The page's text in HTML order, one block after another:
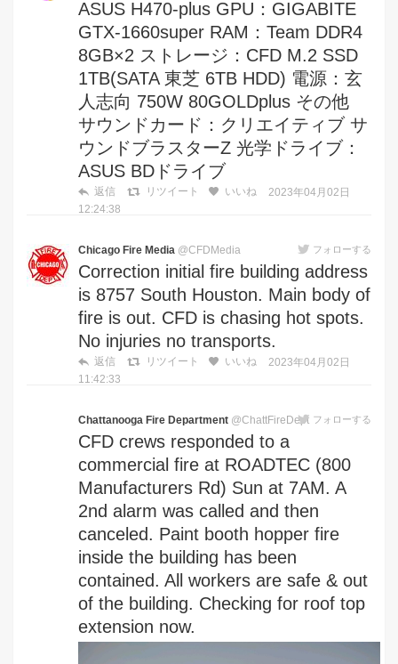
ASUS H470-plus GPU：GIGABITE
GTX-1660super RAM：Team DDR4
8GB×2 ストレージ：CFD M.2 SSD
1TB(SATA 東芝 6TB HDD) 電源：玄
人志向 750W 80GOLDplus その他
サウンドカード：クリエイティブ サ
ウンドブラスターZ 光学ドライブ：
ASUS BDドライブ
返信 リツイート いいね
2023年04月02日
12:24:38
Chicago Fire Media @CFDMedia フォローする
Correction initial fire building address
is 8757 South Houston. Main body of
fire is out. CFD is chasing hot spots.
No injuries no transports.
返信 リツイート いいね
2023年04月02日
11:42:33
Chattanooga Fire Department @ChattFireDept フォローする
CFD crews responded to a
commercial fire at ROADTEC (800
Manufacturers Rd) Sun at 7AM. A
2nd alarm was called and then
canceled. Paint booth hopper fire
inside the building has been
contained. All workers are safe & out
of the building. Checking for roof top
extension now.